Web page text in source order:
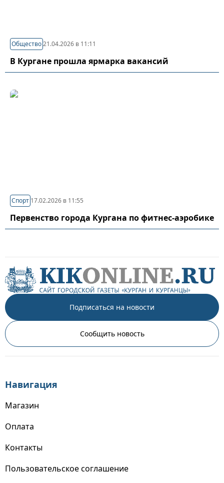
Общество21.04.2026 в 11:11
В Кургане прошла ярмарка вакансий
Спорт 17.02.2026 в 11:55
Первенство города Кургана по фитнес-аэробике
Подписаться на новости
Сообщить новость
Навигация
Магазин
Оплата
Контакты
Пользовательское соглашение